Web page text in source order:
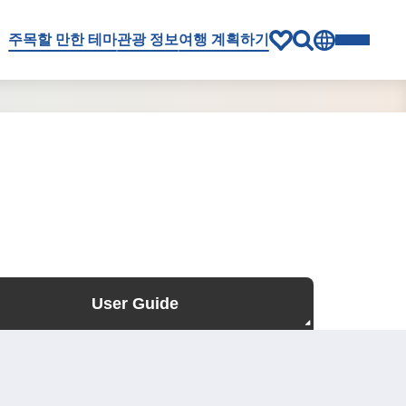
주목할 만한 테마관광 정보여행 계획하기
User Guide